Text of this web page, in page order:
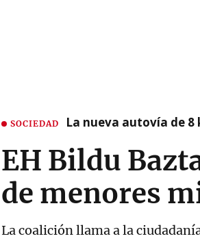
SOCIEDAD La nueva autovía de
EH Bildu
de menores
La coalición llama a la